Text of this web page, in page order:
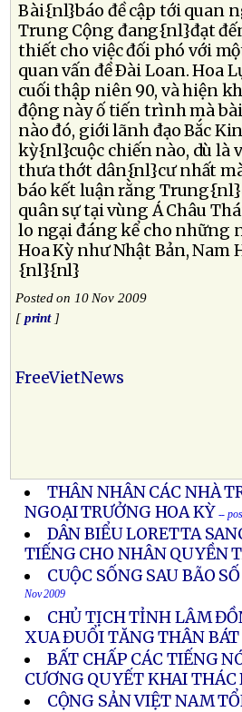
Bài{nl}báo đề cập tới quan
Trung Cộng đang{nl}đạt
thiết cho việc đối phó với
quan vấn đề Ðài Loan. Hoa
cuối thập niên 90, và hiện
động này ố tiến trình mà
nào đó, giới lãnh đạo Bắc
kỳ{nl}cuộc chiến nào, dù là
thưa thớt dân{nl}cư nhất
báo kết luận rằng
quân sự tại vùng Á Châu
lo ngại đáng kể cho những
Hoa Kỳ như Nhật Bản, Nam
{nl}{nl}
Posted on 10 Nov 2009
[print]
FreeVietNews
THÂN NHÂN CÁC NHÀ
NGOẠI TRƯỞNG HOA KỲ --
DÂN BIỂU LORETTA
TIẾNG CHO NHÂN QUYỀN
CUỘC SỐNG SAU BÃO
Nov 2009
CHỦ TỊCH TỈNH LÂM
XUA ĐUỔI TĂNG THÂN
BẤT CHẤP CÁC TIẾNG
CƯƠNG QUYẾT KHAI
CỘNG SẢN VIỆT NAM